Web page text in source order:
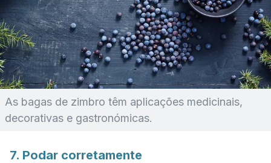
As bagas de zimbro têm aplicações medicinais,
decorativas e gastronómicas.
7. Podar corretamente